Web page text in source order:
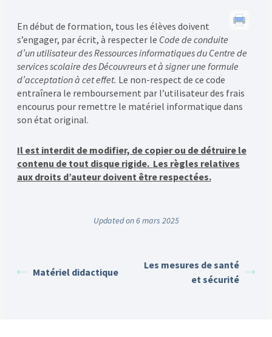
En début de formation, tous les élèves doivent
s’engager, par écrit, à respecter le Code de conduite
d’un utilisateur des Ressources informatiques du Centre de
services scolaire des Découvreurs et à signer une formule
d’acceptation à cet effet. Le non-respect de ce code
entraînera le remboursement par l’utilisateur des frais
encourus pour remettre le matériel informatique dans
son état original.
Il est interdit de modifier, de copier ou de détruire le
contenu de tout disque rigide. Les règles relatives
aux droits d’auteur doivent être respectées.
Updated on 6 mars 2025
Matériel didactique
Les mesures de santé
et sécurité